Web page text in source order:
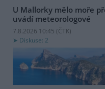
U Mallorky mělo moře
uvádí meteorologové
7.8.2026 10:45 (ČTK)
Diskuse: 2